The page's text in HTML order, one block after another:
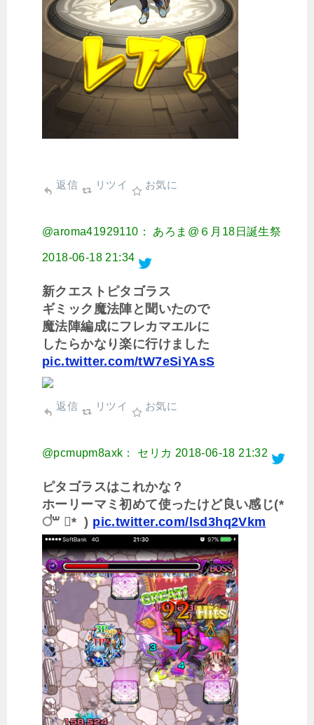
返信 リツイ お気に
@aroma41929110： あろま@６月18日誕生祭
2018-06-18 21:34
新クエストピタゴラス
ギミック魔法陣と聞いたので
魔法陣編成にフレカマエルに
したらかなり楽に行けました
pic.twitter.com/tW7eSiYAsS
返信 リツイ お気に
@pcmupm8axk： セリカ 2018-06-18 21:32
ピタゴラスはこれかな？
ホーリーマミ初めて使ったけど良い感じ(*
॑꒳ ॑* ) pic.twitter.com/lsd3hq2Vkm